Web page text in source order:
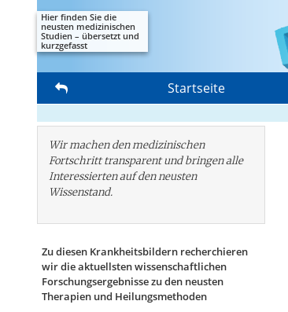
Hier finden Sie die
neusten medizinischen
Studien – übersetzt und
kurzgefasst
Startseite
Wir machen den medizinischen
Fortschritt transparent und bringen alle
Interessierten auf den neusten
Wissenstand.
Zu diesen Krankheitsbildern recherchieren
wir die aktuellsten wissenschaftlichen
Forschungs­ergebnisse zu den neusten
Therapien und Heilungsmethoden